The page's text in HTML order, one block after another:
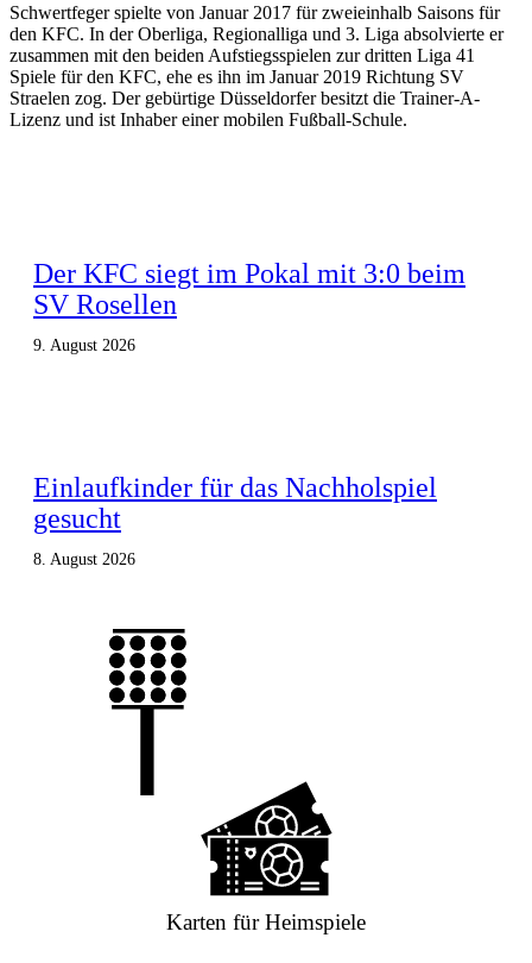
Schwertfeger spielte von Januar 2017 für zweieinhalb Saisons für
den KFC. In der Oberliga, Regionalliga und 3. Liga absolvierte er
zusammen mit den beiden Aufstiegsspielen zur dritten Liga 41
Spiele für den KFC, ehe es ihn im Januar 2019 Richtung SV
Straelen zog. Der gebürtige Düsseldorfer besitzt die Trainer-A-
Lizenz und ist Inhaber einer mobilen Fußball-Schule.
Der KFC siegt im Pokal mit 3:0 beim
SV Rosellen
9. August 2026
Einlaufkinder für das Nachholspiel
gesucht
8. August 2026
Karten für Heimspiele